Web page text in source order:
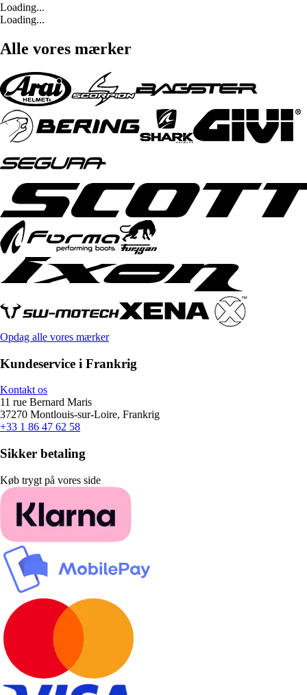
Loading...
Loading...
Alle vores mærker
Opdag alle vores mærker
Kundeservice i Frankrig
Kontakt os
11 rue Bernard Maris
37270 Montlouis-sur-Loire, Frankrig
+33 1 86 47 62 58
Sikker betaling
Køb trygt på vores side